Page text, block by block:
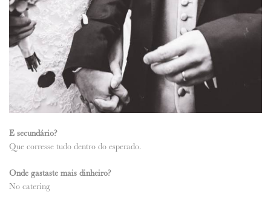
E secundário?
Que corresse tudo dentro do esperado.
Onde gastaste mais dinheiro?
No catering